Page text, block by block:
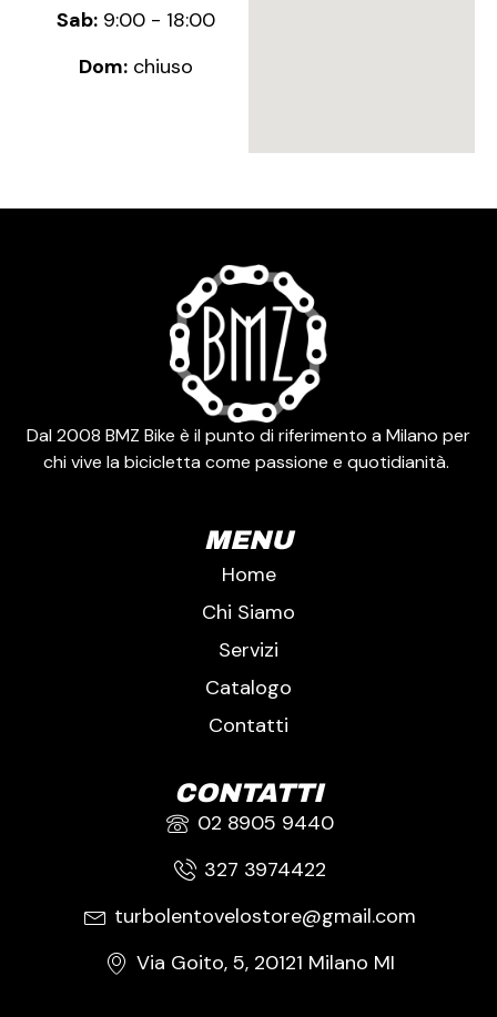
Sab:9:00 - 18:00
Dom:chiuso
Dal 2008 BMZ Bike è il punto di riferimento a Milano per
chi vive la bicicletta come passione e quotidianità.
MENU
Home
Chi Siamo
Servizi
Catalogo
Contatti
CONTATTI
02 8905 9440
327 3974422
turbolentovelostore@gmail.com
Via Goito, 5, 20121 Milano MI